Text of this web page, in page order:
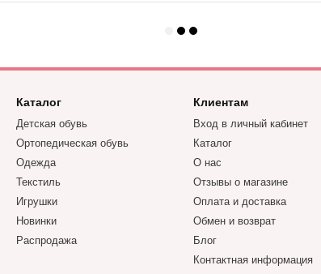
Каталог
Детская обувь
Ортопедическая обувь
Одежда
Текстиль
Игрушки
Новинки
Распродажа
Клиентам
Вход в личный кабинет
Каталог
О нас
Отзывы о магазине
Оплата и доставка
Обмен и возврат
Блог
Контактная информация